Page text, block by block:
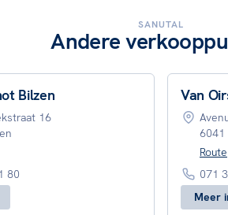
SANUTAL
Andere
Bilzen
16
80
Van
6041
Route
071
Meer